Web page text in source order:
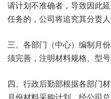
请计划不准确者，导致因此
任务的，公司将追究其分责人
三、各部门（中心）编制月
须完善，注明材料规格、型号
四、行政后勤部根据各部门